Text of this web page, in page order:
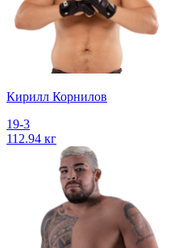
Кирилл Корнилов
19-3
112.94 кг